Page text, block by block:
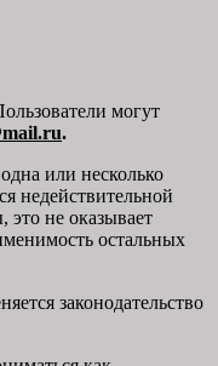
могут
.
или несколько
недействительной
не оказывает
остальных
законодательство